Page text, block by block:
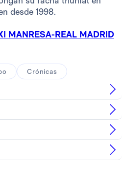
desde 1998.
MANRESA-REAL MADRID
Crónicas